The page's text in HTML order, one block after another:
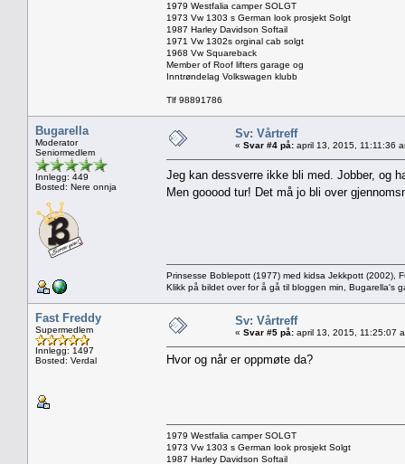
1979 Westfalia camper SOLGT
1973 Vw 1303 s German look prosjekt Solgt
1987 Harley Davidson Softail
1971 Vw 1302s orginal cab solgt
1968 Vw Squareback
Member of Roof lifters garage og
Inntrøndelag Volkswagen klubb
Tlf 98891786
Bugarella
Moderator
Seniormedlem
Innlegg: 449
Bosted: Nere onnja
Sv: Vårtreff
« Svar #4 på: april 13, 2015, 11:11:36
Jeg kan dessverre ikke bli med. Jobber, og
Men gooood tur! Det må jo bli over
Prinsesse Boblepott (1977) med kidsa Jekkpott (2002),
Klikk på bildet over for å gå til bloggen min, Bugarella's
Fast Freddy
Supermedlem
Innlegg: 1497
Bosted: Verdal
Sv: Vårtreff
« Svar #5 på: april 13, 2015, 11:25:07
Hvor og når er oppmøte da?
1979 Westfalia camper SOLGT
1973 Vw 1303 s German look prosjekt Solgt
1987 Harley Davidson Softail